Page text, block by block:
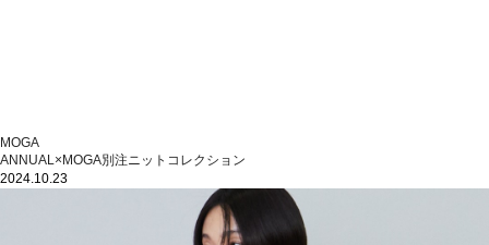
MOGA
ANNUAL×MOGA別注ニットコレクション
2024.10.23